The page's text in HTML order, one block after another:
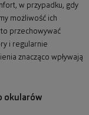
w przypadku, gdy
możliwość ich
przechowywać
i regularnie
znacząco wpływają
okularów